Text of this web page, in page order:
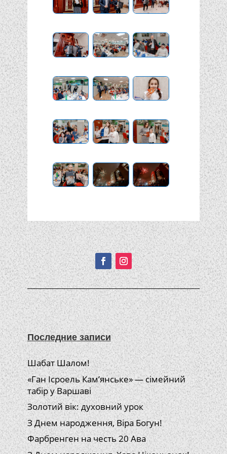
Подписывайтесь!
Последние записи
Шабат Шалом!
«Ган Ісроель Кам’янське» — сімейний
табір у Варшаві
Золотий вік: духовний урок
З Днем народження, Віра Богун!
Фарбренген на честь 20 Ава